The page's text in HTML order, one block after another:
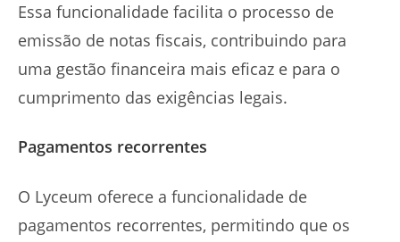
Essa funcionalidade facilita o processo de
emissão de notas fiscais, contribuindo para
uma gestão financeira mais eficaz e para o
cumprimento das exigências legais.
Pagamentos recorrentes
O Lyceum oferece a funcionalidade de
pagamentos recorrentes, permitindo que os